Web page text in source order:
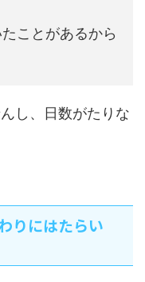
ことがあるから
し、日数がたりな
りにはたらい